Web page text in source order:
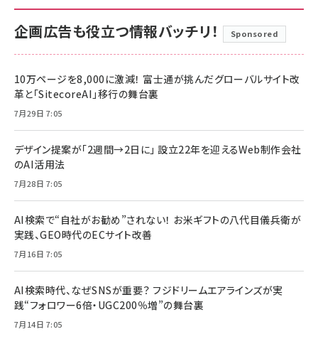
企画広告も役立つ情報バッチリ！ Sponsored
10万ページを8,000に激減！ 富士通が挑んだグローバルサイト改
革と「SitecoreAI」移行の舞台裏
7月29日 7:05
デザイン提案が「2週間→2日に」 設立22年を迎えるWeb制作会社
のAI活用法
7月28日 7:05
AI検索で“自社がお勧め”されない！ お米ギフトの八代目儀兵衛が
実践、GEO時代のECサイト改善
7月16日 7:05
AI検索時代、なぜSNSが重要？ フジドリームエアラインズが実
践“フォロワー6倍・UGC200％増”の舞台裏
7月14日 7:05